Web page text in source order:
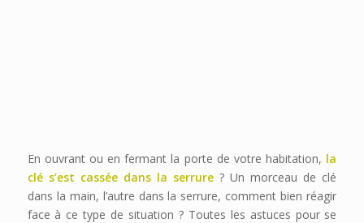
En ouvrant ou en fermant la porte de votre habitation, la
clé s’est cassée dans la serrure ? Un morceau de clé
dans la main, l’autre dans la serrure, comment bien réagir
face à ce type de situation ? Toutes les astuces pour se